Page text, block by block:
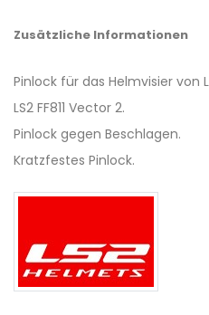
Zusätzliche Informationen
Pinlock für das Helmvisier von
LS2 FF811 Vector 2.
Pinlock gegen Beschlagen.
Kratzfestes Pinlock.